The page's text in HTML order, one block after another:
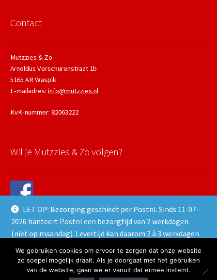
LET OP: Bezorging geschiedt per Postnl. Sinds 11-07-
2026 hanteert Postnl een bezorgtijd van 2 werkdagen
(niet op maandag). Levertijd kan daarom 2 à 3 werkdagen
duren.
Negeren
Contact
Mutzzies & Zo
Arnoldus Verschurenstraat 1b
5165 AR Waspik
E-mailadres: info@mutzzies.nl
KvK-nummer: 82063222
Wil je Mutzzies & Zo volgen?
© 2024 Mutzzies & Zo - Powered and maintained bywinkeltjes.net
We gebruiken cookies om ervoor te zorgen dat onze website
zo soepel mogelijk draait. Als je doorgaat met het gebruiken
van de website, gaan we er vanuit dat ermee instemt.